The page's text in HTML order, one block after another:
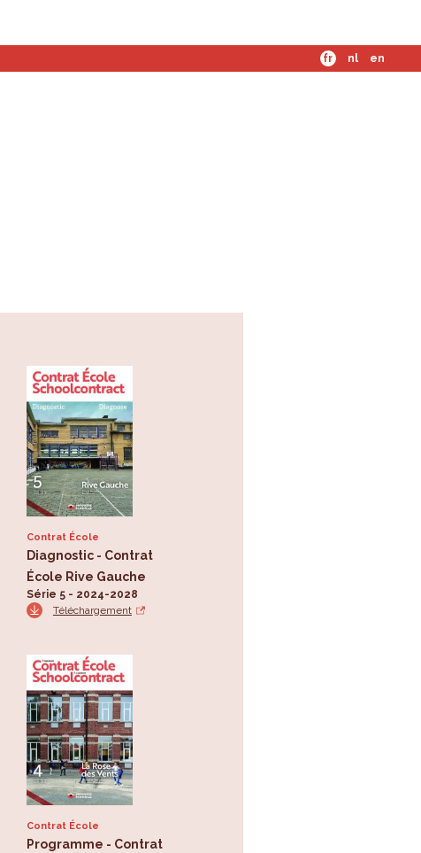
fr nl en
Contrat École
Diagnostic - Contrat
École Rive Gauche
Série 5 - 2024-2028
Téléchargement
Contrat École
Programme - Contrat